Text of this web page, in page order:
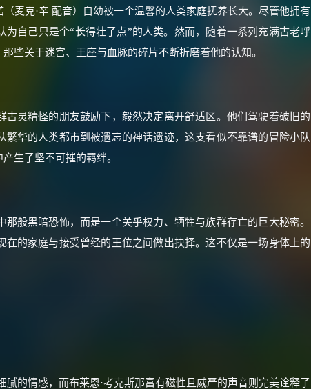
麦克·辛 配音）自幼被一个温馨的人类家庭抚养长大。尽管他拥有
自己只是个“长得壮了点”的人类。然而，随着一系列充满古老呼
些关于迷宫、王座与血脉的碎片不断折磨着他的认知。
灵精怪的朋友鼓励下，毅然决定离开舒适区。他们驾驶着破旧的
华的人类都市到被遗忘的神话遗迹，这支看似不靠谱的冒险小队
生了坚不可摧的羁绊。
般黑暗恐怖，而是一个关乎权力、牺牲与族群存亡的巨大秘密。
的家庭与接受曾经的王位之间做出抉择。这不仅是一场身体上的
的情感，而布莱恩·考克斯那富有磁性且威严的声音则完美诠释了
🧧 福利领取站 ×
朋友们辛苦了 💦
你需要的各种会员，都可低价购买！
☕ 海外大侠？通过 Ko-fi 赐茶